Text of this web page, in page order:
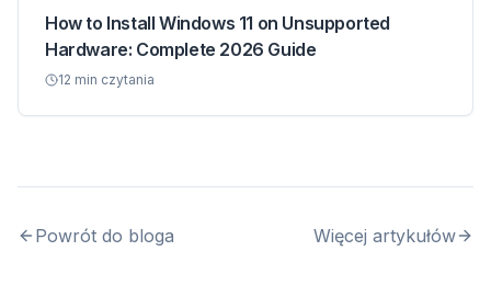
How to Install Windows 11 on Unsupported
Hardware: Complete 2026 Guide
12 min czytania
Powrót do bloga Więcej artykułów